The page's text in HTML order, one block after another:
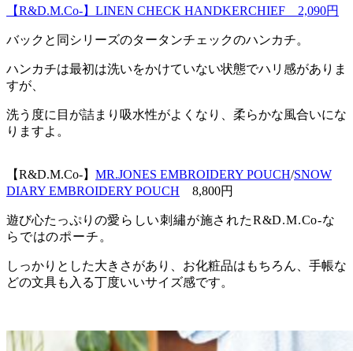
【R&D.M.Co-】LINEN CHECK HANDKERCHIEF 2,090円
バックと同シリーズのタータンチェックのハンカチ。
ハンカチは最初は洗いをかけていない状態でハリ感がありま
すが、
洗う度に目が詰まり吸水性がよくなり、柔らかな風合いにな
りますよ。
【R&D.M.Co-】 MR.JONES EMBROIDERY POUCH/SNOW
DIARY EMBROIDERY POUCH 8,800円
遊び心たっぷりの愛らしい刺繡が施されたR&D.M.Co-な
らではのポーチ。
しっかりとした大きさがあり、お化粧品はもちろん、手帳な
どの文具も入る丁度いいサイズ感です。